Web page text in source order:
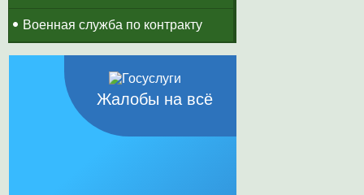
Военная служба по контракту
Жалобы на всё